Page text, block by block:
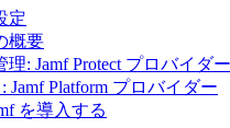
定
概要
理: Jamf Protect プロバイダー
Jamf Platform プロバイダー
を導入する